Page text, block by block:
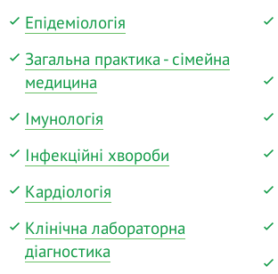
Епідеміологія
Загальна практика - сімейна
медицина
Імунологія
Інфекційні хвороби
Кардіологія
Клінічна лабораторна
діагностика